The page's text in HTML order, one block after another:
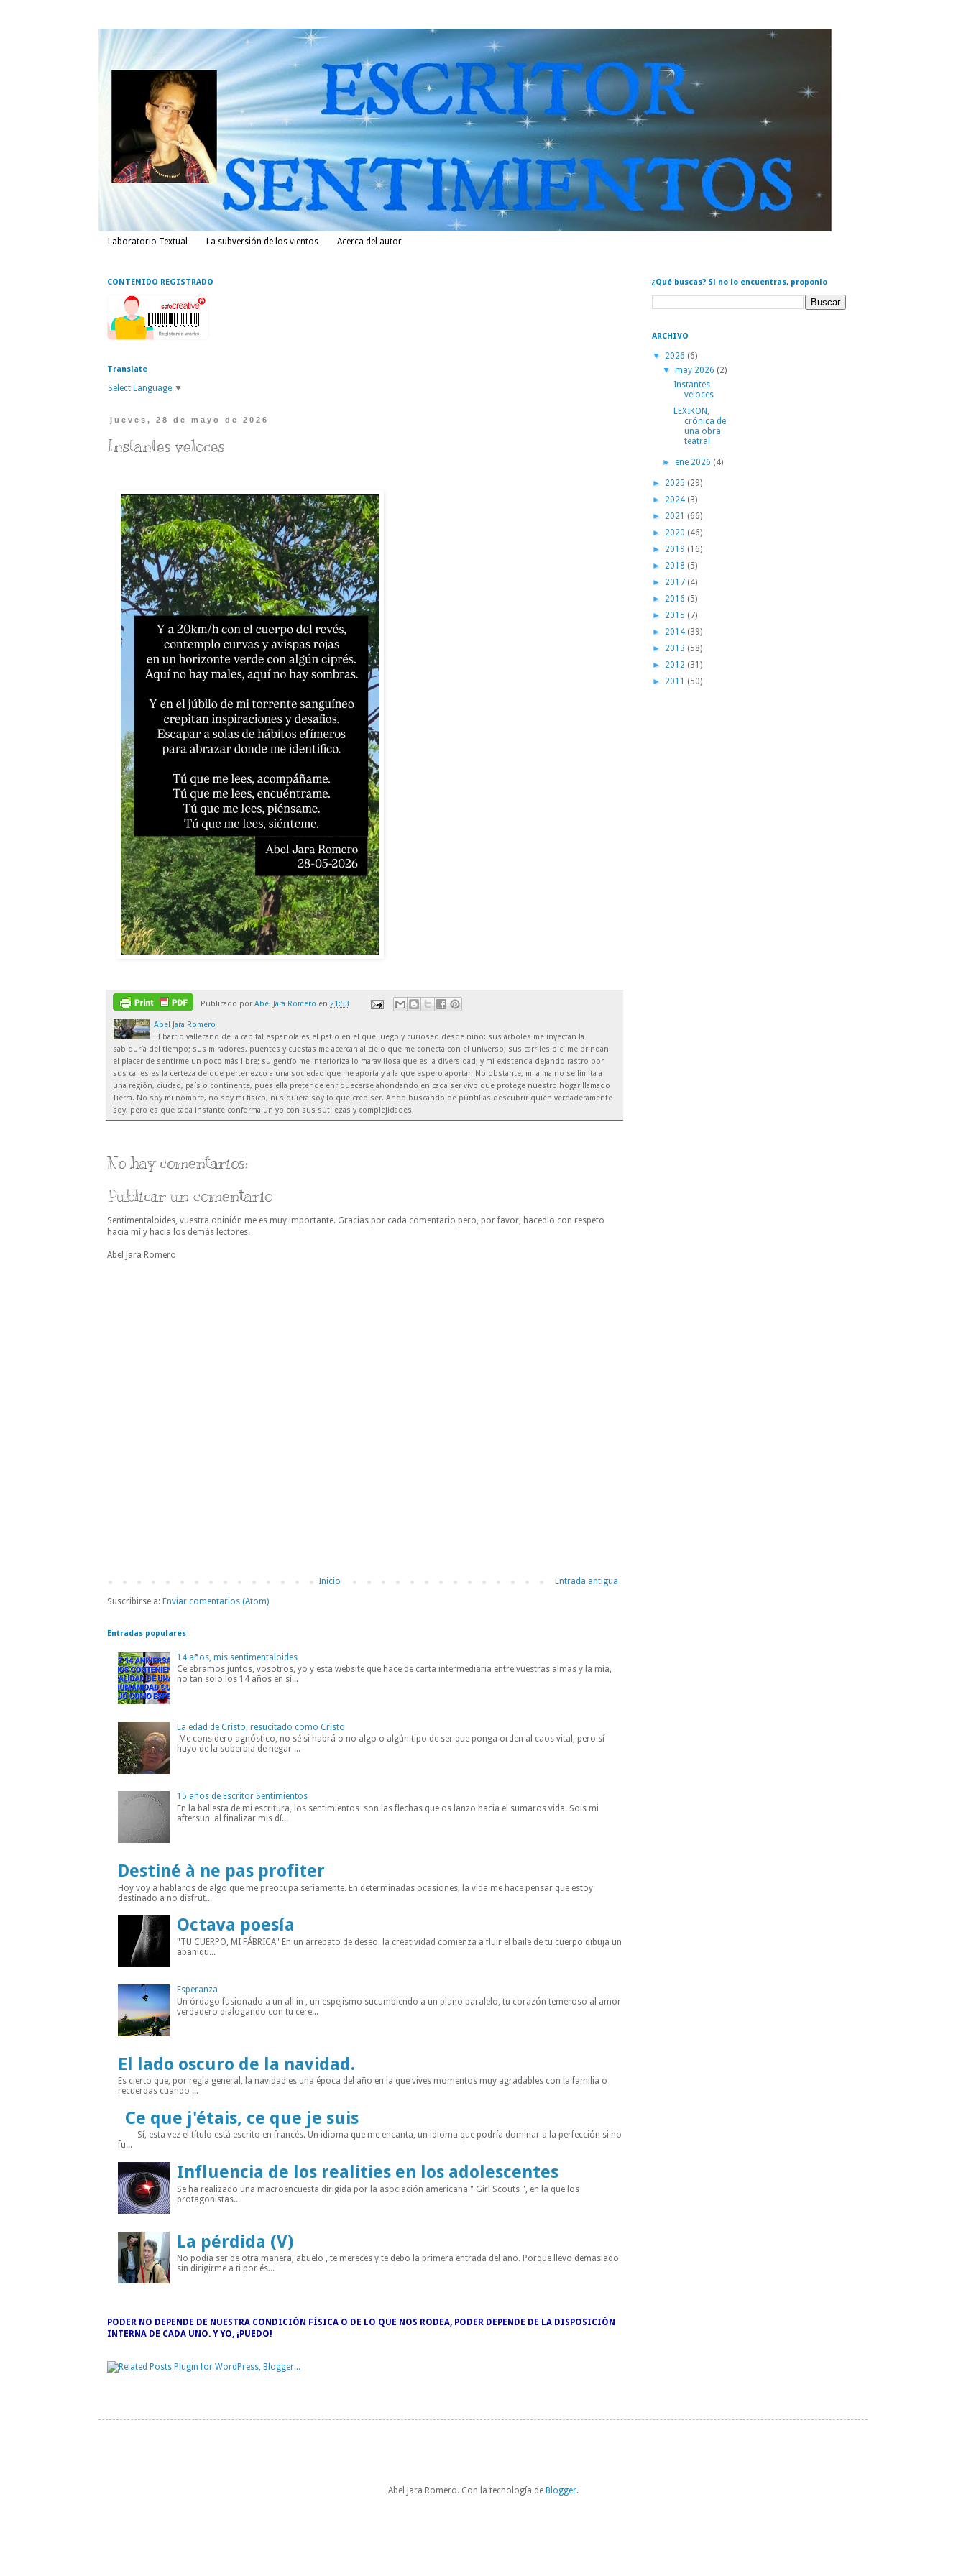
Laboratorio Textual La subversión de los vientos Acerca del autor
CONTENIDO REGISTRADO
Translate
Select Language ▼
jueves, 28 de mayo de 2026
Instantes veloces
Publicado por Abel Jara Romero en 21:53
Abel Jara Romero
El barrio vallecano de la capital española es el patio en el que juego y curioseo desde niño: sus árboles me inyectan la
sabiduría del tiempo; sus miradores, puentes y cuestas me acercan al cielo que me conecta con el universo; sus carriles bici me brindan
el placer de sentirme un poco más libre; su gentío me interioriza lo maravillosa que es la diversidad; y mi existencia dejando rastro por
sus calles es la certeza de que pertenezco a una sociedad que me aporta y a la que espero aportar. No obstante, mi alma no se limita a
una región, ciudad, país o continente, pues ella pretende enriquecerse ahondando en cada ser vivo que protege nuestro hogar llamado
Tierra. No soy mi nombre, no soy mi físico, ni siquiera soy lo que creo ser. Ando buscando de puntillas descubrir quién verdaderamente
soy, pero es que cada instante conforma un yo con sus sutilezas y complejidades.
No hay comentarios:
Publicar un comentario
Sentimentaloides, vuestra opinión me es muy importante. Gracias por cada comentario pero, por favor, hacedlo con respeto
hacia mí y hacia los demás lectores.
Abel Jara Romero
Entrada antigua
Inicio
Suscribirse a: Enviar comentarios (Atom)
Entradas populares
14 años, mis sentimentaloides
Celebramos juntos, vosotros, yo y esta website que hace de carta intermediaria entre vuestras almas y la mía,
no tan solo los 14 años en sí...
La edad de Cristo, resucitado como Cristo
Me considero agnóstico, no sé si habrá o no algo o algún tipo de ser que ponga orden al caos vital, pero sí
huyo de la soberbia de negar ...
15 años de Escritor Sentimientos
En la ballesta de mi escritura, los sentimientos son las flechas que os lanzo hacia el sumaros vida. Sois mi
aftersun al finalizar mis dí...
Destiné à ne pas profiter
Hoy voy a hablaros de algo que me preocupa seriamente. En determinadas ocasiones, la vida me hace pensar que estoy
destinado a no disfrut...
Octava poesía
"TU CUERPO, MI FÁBRICA" En un arrebato de deseo la creatividad comienza a fluir el baile de tu cuerpo dibuja un
abaniqu...
Esperanza
Un órdago fusionado a un all in , un espejismo sucumbiendo a un plano paralelo, tu corazón temeroso al amor
verdadero dialogando con tu cere...
El lado oscuro de la navidad.
Es cierto que, por regla general, la navidad es una época del año en la que vives momentos muy agradables con la familia o
recuerdas cuando ...
Ce que j'étais, ce que je suis
Sí, esta vez el título está escrito en francés. Un idioma que me encanta, un idioma que podría dominar a la perfección si no
fu...
Influencia de los realities en los adolescentes
Se ha realizado una macroencuesta dirigida por la asociación americana " Girl Scouts ", en la que los
protagonistas...
La pérdida (V)
No podía ser de otra manera, abuelo , te mereces y te debo la primera entrada del año. Porque llevo demasiado
sin dirigirme a ti por és...
PODER NO DEPENDE DE NUESTRA CONDICIÓN FÍSICA O DE LO QUE NOS RODEA, PODER DEPENDE DE LA DISPOSICIÓN
INTERNA DE CADA UNO. Y YO, ¡PUEDO!
¿Qué buscas? Si no lo encuentras, proponlo
ARCHIVO
▼ 2026 (6)
▼may 2026 (2)
Instantes
veloces
LEXIKON,
crónica de
una obra
teatral
►ene 2026 (4)
► 2025 (29)
► 2024 (3)
► 2021 (66)
► 2020 (46)
► 2019 (16)
► 2018 (5)
► 2017 (4)
► 2016 (5)
► 2015 (7)
► 2014 (39)
► 2013 (58)
► 2012 (31)
► 2011 (50)
Abel Jara Romero. Con la tecnología de Blogger.